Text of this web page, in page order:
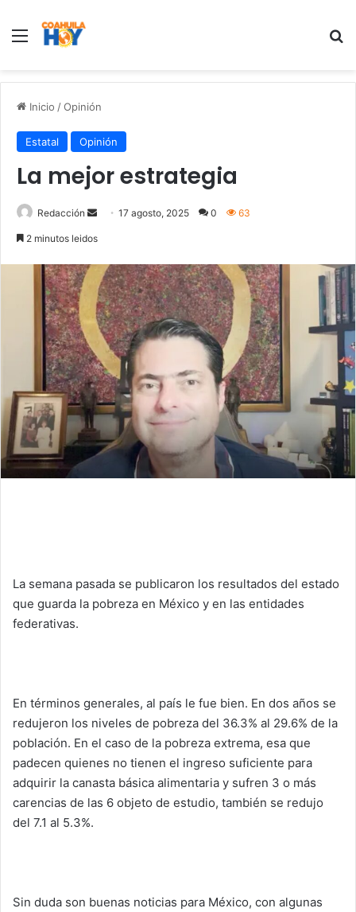
Menu
Inicio /Opinión
Estatal Opinión
La mejor estrategia
Redacción
a
n
e
a
i
l
17 agosto, 2025 0 63
2 minutos leidos
La semana pasada se publicaron los resultados del estado
que guarda la pobreza en México y en las entidades
federativas.
En términos generales, al país le fue bien. En dos años se
redujeron los niveles de pobreza del 36.3% al 29.6% de la
población. En el caso de la pobreza extrema, esa que
padecen quienes no tienen el ingreso suficiente para
adquirir la canasta básica alimentaria y sufren 3 o más
carencias de las 6 objeto de estudio, también se redujo
del 7.1 al 5.3%.
Sin duda son buenas noticias para México, con algunas